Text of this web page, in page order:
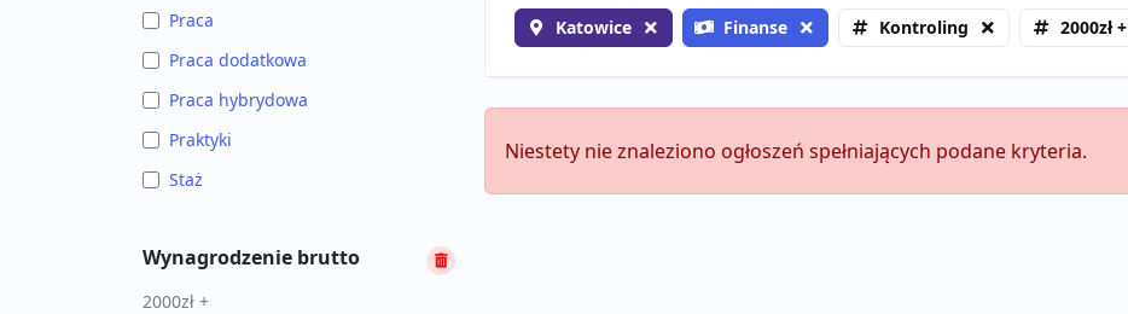
Praca
Praca dodatkowa
Praca hybrydowa
Praktyki
Staż
Wynagrodzenie brutto
2000zł +
Katowice Finanse Kontroling 2000zł +
Niestety nie znaleziono ogłoszeń spełniających podane kryteria.